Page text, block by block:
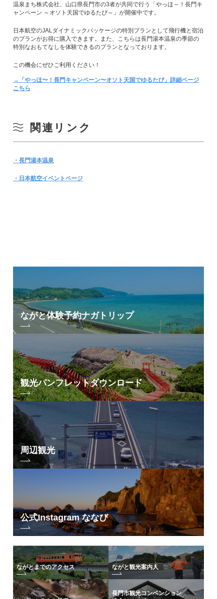
温泉まち株式会社、山口県長門市の3者が共同で行う「やっほ～！長門キ
ャンペーン ～オソト天国でゆるたび～」が開催中です。
日本航空のJALダイナミックパッケージの特別プランとして飛行機と宿泊
のプランがお得に購入できます。また、こちらは長門湯本温泉の季節の
特別なおもてなしを体験できるのプランとなっております。
この機会にぜひご利用ください！
→「やっほ〜！長門キャンペーン〜オソト天国でゆるたび」詳細ページ
こちら
関連リンク
・長門湯本温泉
・日本航空イベントページ
ながと体験予約ナガトリップ
観光パンフレットダウンロード
周辺観光
公式Instagram ななび
ながとまでのアクセス ながと観光案内人
長門市観光コンベンション